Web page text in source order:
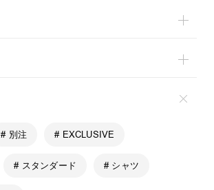
# 別注 # EXCLUSIVE
# スタンダード # シャツ